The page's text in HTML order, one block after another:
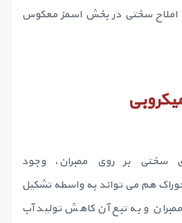
املاح سختی در بخش اسمز معکوس
سختی بر روی ممبران، وجود
هم می تواند به واسطه تشکیل
و به تبع آن کاهش تولید آب